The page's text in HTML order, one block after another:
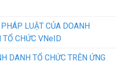
LUẬT CỦA DOANH
TỔ CHỨC VNeID
DANH TỔ CHỨC TRÊN ỨNG